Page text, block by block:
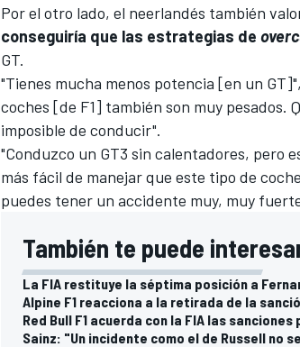
Por el otro lado, el neerlandés también
conseguiría que las estrategias de
GT.
"Tienes mucha menos potencia [en un
coches [de F1] también son muy pesados.
imposible de conducir".
"Conduzco un GT3 sin calentadores, pero
más fácil de manejar que este tipo de
puedes tener un accidente muy, muy
También te puede
La FIA restituye la séptima posición a
Alpine F1 reacciona a la retirada de la
Red Bull F1 acuerda con la FIA las
Sainz: "Un incidente como el de Russell no